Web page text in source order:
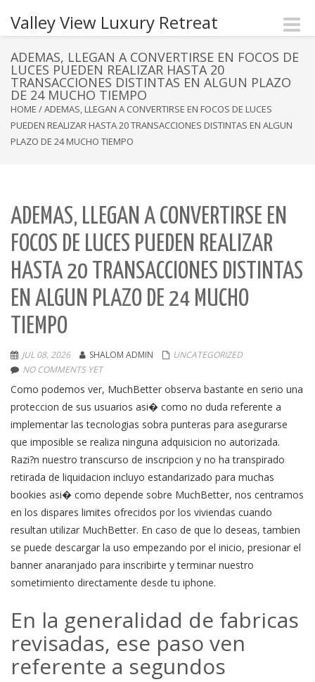
Valley View Luxury Retreat
Toggle
ADEMAS, LLEGAN A CONVERTIRSE EN FOCOS DE
LUCES PUEDEN REALIZAR HASTA 20
TRANSACCIONES DISTINTAS EN ALGUN PLAZO
DE 24 MUCHO TIEMPO
HOME /ADEMAS, LLEGAN A CONVERTIRSE EN FOCOS DE LUCES
PUEDEN REALIZAR HASTA 20 TRANSACCIONES DISTINTAS EN ALGUN
PLAZO DE 24 MUCHO TIEMPO
ADEMAS, LLEGAN A CONVERTIRSE EN
FOCOS DE LUCES PUEDEN REALIZAR
HASTA 20 TRANSACCIONES DISTINTAS
EN ALGUN PLAZO DE 24 MUCHO
TIEMPO
JUL 08, 2026 SHALOM ADMIN
UNCATEGORIZED
NO COMMENTS YET
Como podemos ver, MuchBetter observa bastante en serio una
proteccion de sus usuarios asi� como no duda referente a
implementar las tecnologias sobra punteras para asegurarse
que imposible se realiza ninguna adquisicion no autorizada.
Razi?n nuestro transcurso de inscripcion y no ha transpirado
retirada de liquidacion incluyo estandarizado para muchas
bookies asi� como depende sobre MuchBetter, nos centramos
en los dispares limites ofrecidos por los viviendas cuando
resultan utilizar MuchBetter. En caso de que lo deseas, tambien
se puede descargar la uso empezando por el inicio, presionar el
banner anaranjado para inscribirte y terminar nuestro
sometimiento directamente desde tu iphone.
En la generalidad de fabricas
revisadas, ese paso ven
referente a segundos